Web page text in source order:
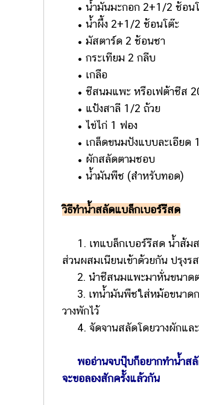
• น้ำมันมะกอก 2+1/2 ช้อน
• น้ำผึ้ง 2+1/2 ช้อนโต๊ะ
• มัสตาร์ด 2 ช้อนชา
• กระเทียม 2 กลีบ
• เกลือ
• ชีสนมแพะ หรือเฟต้าชีส
• แป้งสาลี 1/2 ถ้วย
• ไข่ไก่ 1 ฟอง
• เกล็ดขนมปังแบบละเอียด
• ผักสลัดตามชอบ
• น้ำมันพืช (สำหรับ
วิธีทำน้ำสลัดแบล็กเบอร์รีสด
1. เทแบล็กเบอร์รีสด น้ำส้มส
ส่วนผสมเนียนเข้าด้วยกัน ปรุง
2. นำชีสนมแพะมาหั่นขนาดต
3. เทน้ำมันพืชใส่หม้อขนาดก
วางพักไว้
4. จัดจานสลัดโดยวางผักแล
พออ่านจบปุ๊บก็อยากทำน้ำสลั
จะขอลองสักครั้งแล้วกัน